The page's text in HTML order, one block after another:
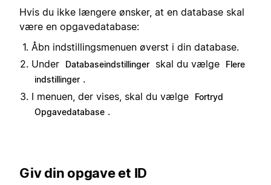
Hvis du ikke længere ønsker, at en database skal
være en opgavedatabase:
Åbn indstillingsmenuen øverst i din database.
Under
Databaseindstillinger skal du vælge
Flere
indstillinger .
I menuen, der vises, skal du vælge
Fortryd
Opgavedatabase .
Giv din opgave et ID